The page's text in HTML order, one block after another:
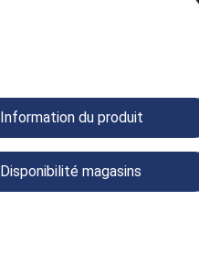
Information du produit
Disponibilité magasins